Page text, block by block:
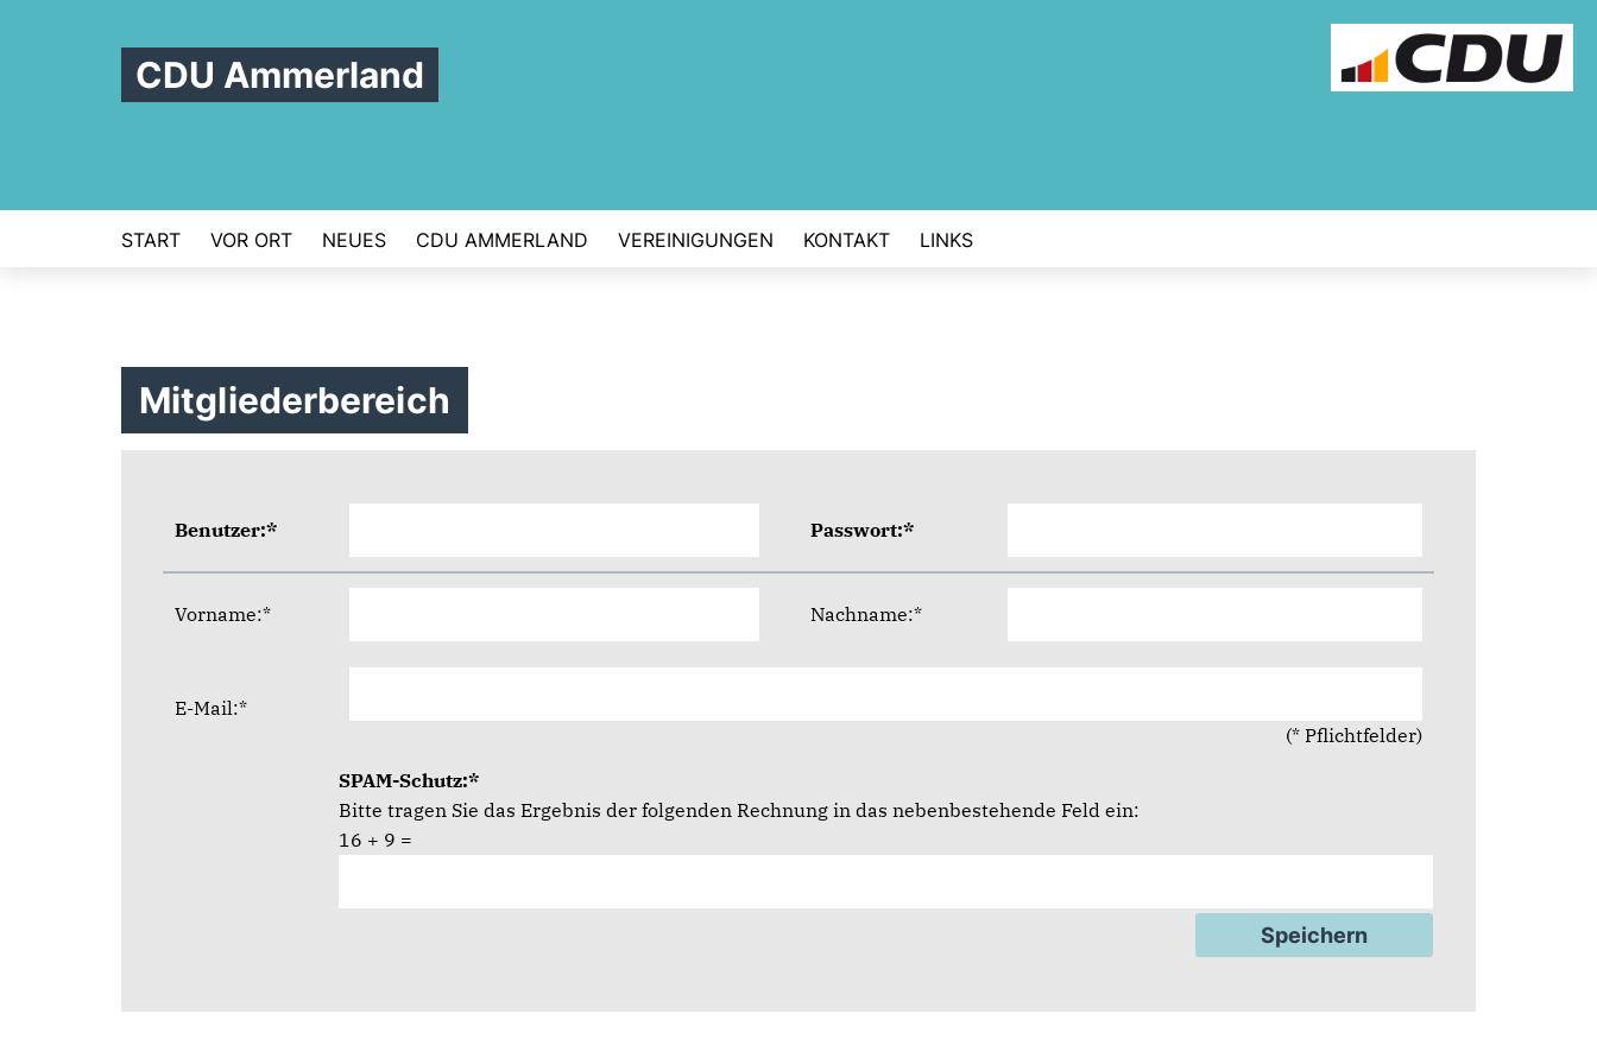
CDU Ammerland
START VOR ORT NEUES CDU AMMERLAND VEREINIGUNGEN KONTAKT LINKS
Mitgliederbereich
Benutzer:* Passwort:*
Vorname:* Nachname:*
E-Mail:*
(* Pflichtfelder)
SPAM-Schutz:*
Bitte tragen Sie das Ergebnis der folgenden Rechnung in das nebenbestehende Feld ein:
16 + 9 =